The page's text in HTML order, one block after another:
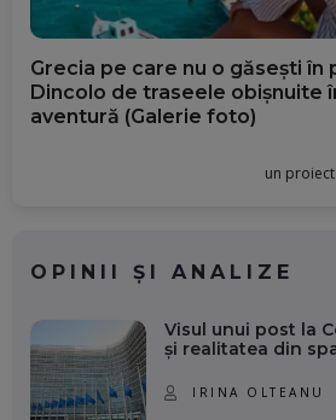
Grecia pe care nu o găsești
Dincolo de traseele obișnuite
aventură (Galerie foto)
un
OPINII ȘI ANALIZE
Visul unui post la
și realitatea din
IRINA OLTEANU